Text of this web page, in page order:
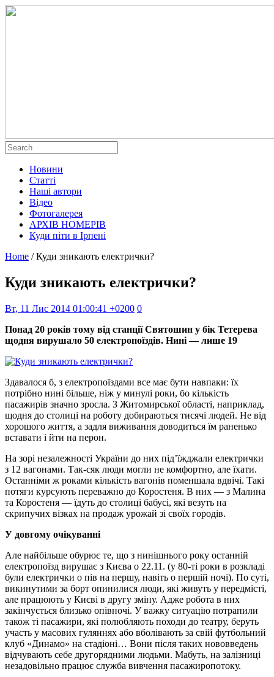
Новини
Статті
Наші автори
Відео
Фотогалерея
АРХІВ НОМЕРІВ
Куди піти в Ірпені
Home / Куди зникають електрички?
Куди зникають електрички?
Вт, 11 Лис 2014 01:00:41 +0200 0
Понад 20 років тому від станції Святошин у бік Тетерева
щодня вирушало 50 електропоїздів. Нині — лише 19
Здавалося б, з електропоїздами все має бути навпаки: їх
потрібно нині більше, ніж у минулі роки, бо кількість
пасажирів значно зросла. З Житомирської області, наприклад,
щодня до столиці на роботу добираються тисячі людей. Не від
хорошого життя, а задля виживання доводиться їм раненько
вставати і йти на перон.
На зорі незалежності України до них під’їжджали електрички
з 12 вагонами. Так-сяк люди могли не комфортно, але їхати.
Останніми ж роками кількість вагонів поменшала вдвічі. Такі
потяги курсують переважно до Коростеня. В них — з Малина
та Коростеня — їдуть до столиці бабусі, які везуть на
скрипучих візках на продаж урожай зі своїх городів.
У довгому очікуванні
Але найбільше обурює те, що з нинішнього року останній
електропоїзд вирушає з Києва о 22.11. (у 80-ті роки в розкладі
були електрички о пів на першу, навіть о першій ночі). По суті,
викинутими за борт опинилися люди, які живуть у передмісті,
але працюють у Києві в другу зміну. Адже робота в них
закінчується близько опівночі. У важку ситуацію потрапили
також ті пасажири, які полюбляють походи до театру, беруть
участь у масових гуляннях або вболівають за свій футбольний
клуб «Динамо» на стадіоні… Вони після таких нововведень
відчувають себе другорядними людьми. Мабуть, на залізниці
незадовільно працює служба вивчення пасажиропотоку.